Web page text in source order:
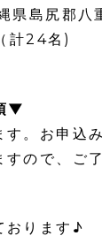
県島尻郡八
計24名)
▼
。お申込
すので、ご
おります♪